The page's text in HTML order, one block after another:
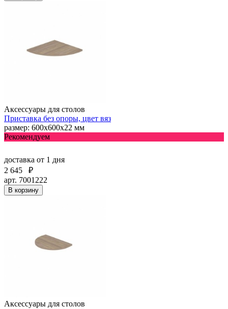
Аксессуары для столов
Приставка без опоры, цвет вяз
размер: 600х600х22 мм
Рекомендуем
доставка от 1 дня
2 645
₽
арт. 7001222
В корзину
Аксессуары для столов